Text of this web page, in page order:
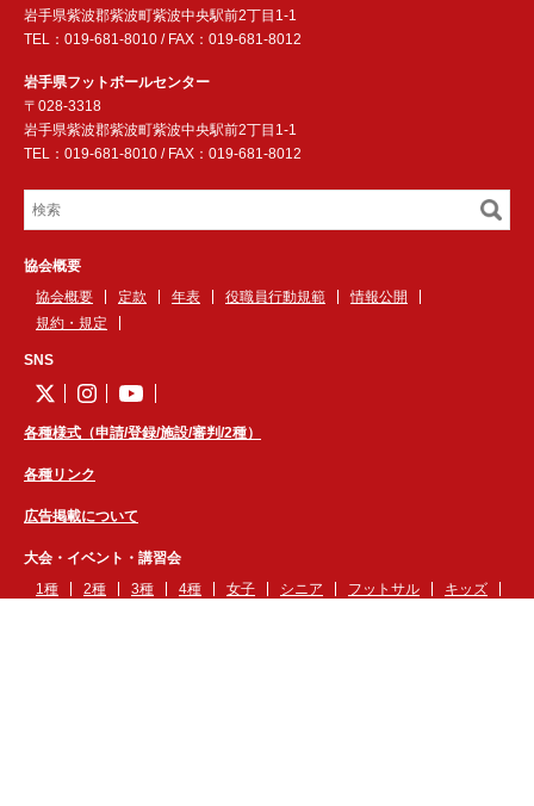
岩手県紫波郡紫波町紫波中央駅前2丁目1-1
TEL：019-681-8010 / FAX：019-681-8012
岩手県フットボールセンター
〒028-3318
岩手県紫波郡紫波町紫波中央駅前2丁目1-1
TEL：019-681-8010 / FAX：019-681-8012
協会概要
協会概要
定款 年表 役職員行動規範
情報公開
規約・規定
SNS
各種様式（申請/登録/施設/審判/2種）
各種リンク
広告掲載について
大会・イベント・講習会
1種
2種 3種 4種 女子 シニア フットサル
キッズ